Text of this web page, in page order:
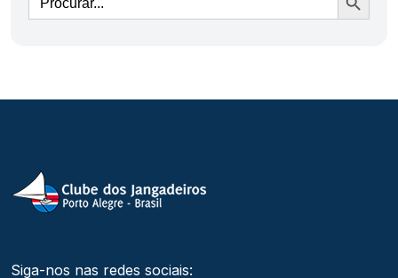
Siga-nos nas redes sociais: